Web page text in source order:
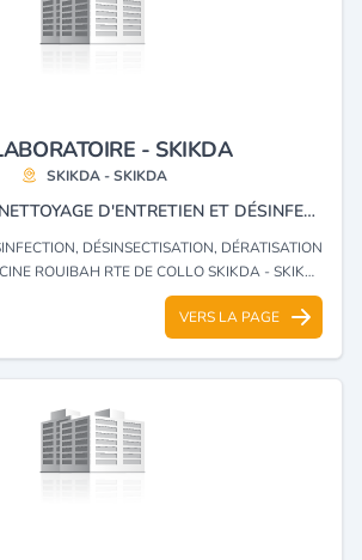
- SKIKDA
SKIKDA - SKIKDA
ENTREPRISE DE NETTOYAGE D'ENTRETIEN ET DÉSINFECTION, PRESTATIONS, ASSISTANCE, CONSEILS EN HYGIÈNE OPÉRATION ET SUIVIS 3D ET INTERVENTION LUTTE CONTRE LES SCORPIONS ET SERPENT DANS LES BASE DE VIES.
DÉSINSECTISATION, DÉRATISATION
ROUIBAH RTE DE COLLO SKIKDA - SKIKDA
VERS LA PAGE